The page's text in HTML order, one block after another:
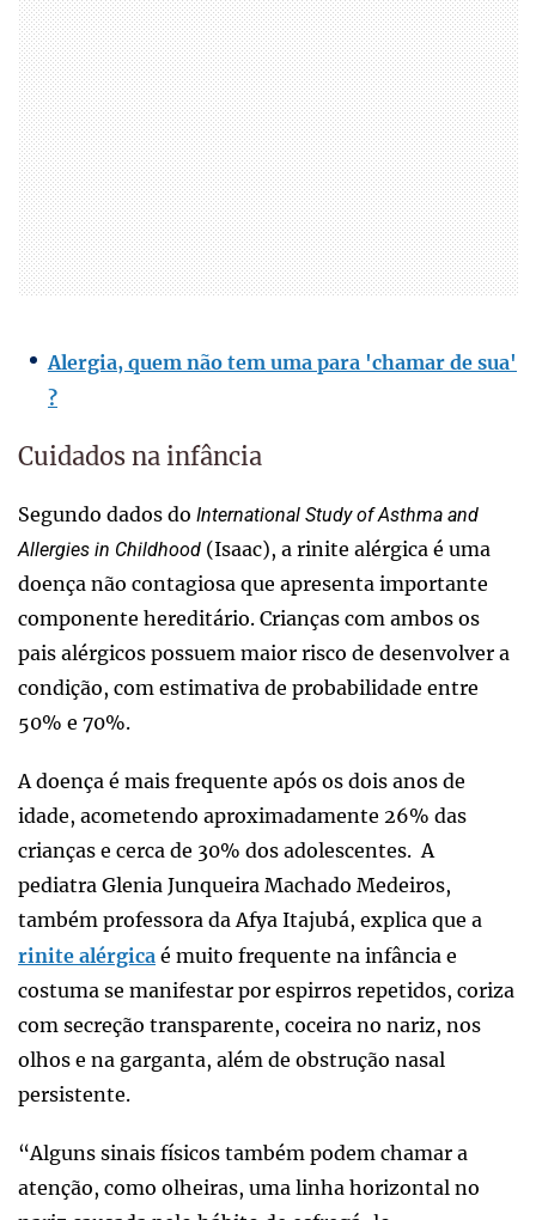
Alergia, quem não tem uma para 'chamar de sua'
?
Cuidados na infância
Segundo dados do International Study of Asthma and
Allergies in Childhood (Isaac), a rinite alérgica é uma
doença não contagiosa que apresenta importante
componente hereditário. Crianças com ambos os
pais alérgicos possuem maior risco de desenvolver a
condição, com estimativa de probabilidade entre
50% e 70%.
A doença é mais frequente após os dois anos de
idade, acometendo aproximadamente 26% das
crianças e cerca de 30% dos adolescentes. A
pediatra Glenia Junqueira Machado Medeiros,
também professora da Afya Itajubá, explica que a
rinite alérgica é muito frequente na infância e
costuma se manifestar por espirros repetidos, coriza
com secreção transparente, coceira no nariz, nos
olhos e na garganta, além de obstrução nasal
persistente.
“Alguns sinais físicos também podem chamar a
atenção, como olheiras, uma linha horizontal no